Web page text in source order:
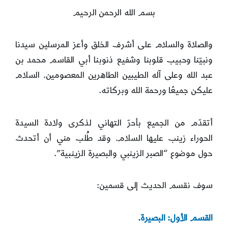
بسم الله الرحمن الرحيم
والصلاة والسلام على أشرف الخلق وأعز المرسلين سيدنا
ونبيّنا وحبيب قلوبنا وشفيع ذنوبنا أبي القاسم محمد بن
عبد الله وعلى آله الطيبين الطاهرين المعصومين. السلام
عليكن جميعًا ورحمة الله وبركاته.
أتقدّم من الجميع بأحرّ التهاني لذكرى ولادة السيدة
الحوراء زينب عليها السلام. وقد طُلب مني أن أتحدث
حول موضوع “الصبر الزينبي والبصيرة الزينبية”.
سوف نقسم الحديث إلى قسمين:
القسم الأول: البصيرة.